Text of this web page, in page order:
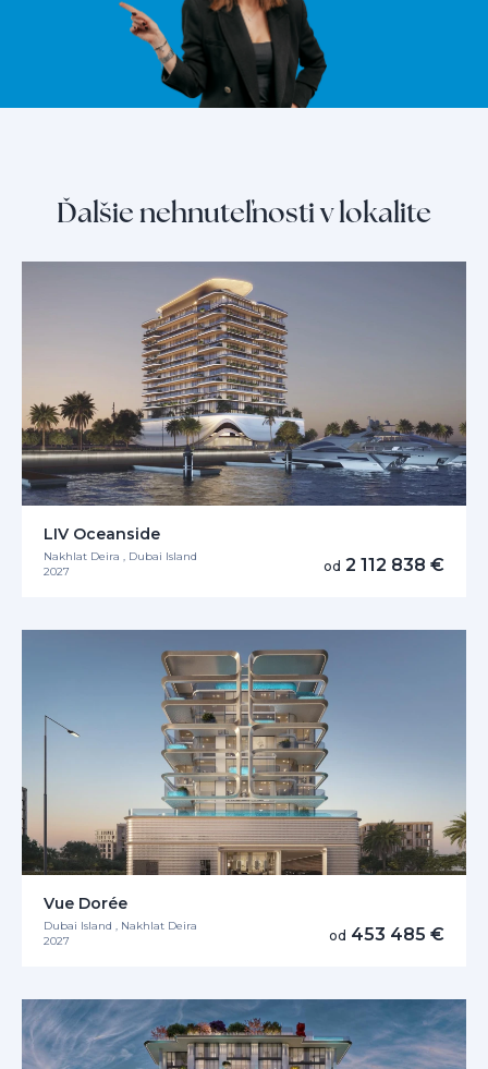
Ďalšie nehnuteľnosti v lokalite
LIV Oceanside
Nakhlat Deira , Dubai Island
2027
od 2 112 838 €
Vue Dorée
Dubai Island , Nakhlat Deira
2027
od 453 485 €